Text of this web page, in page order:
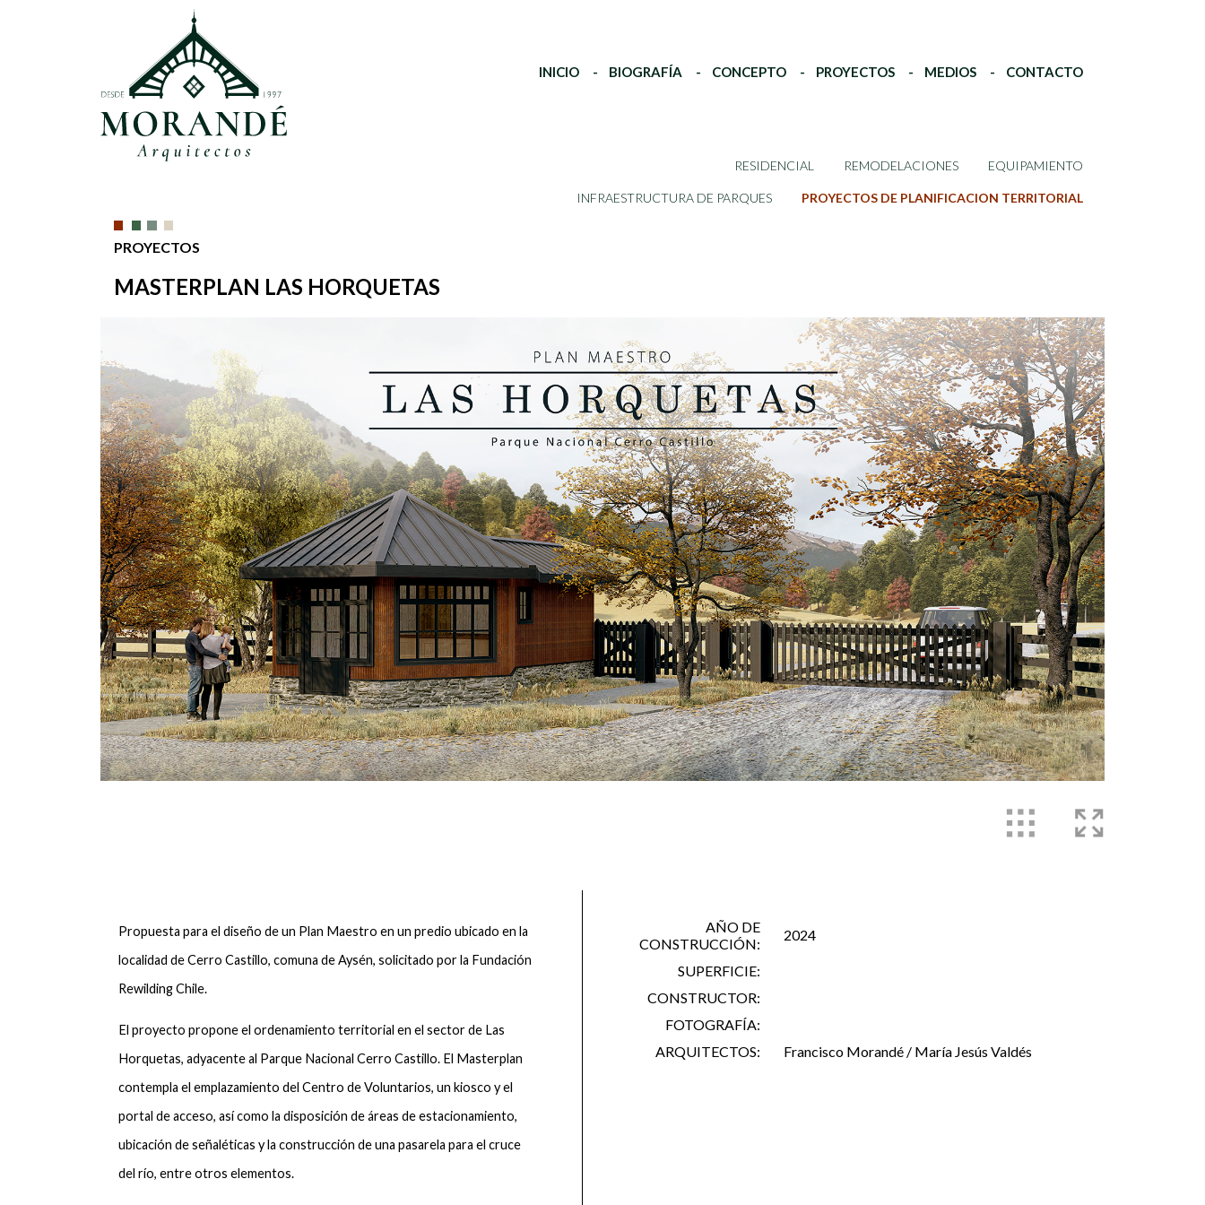
INICIO BIOGRAFÍA CONCEPTO PROYECTOS MEDIOS CONTACTO
RESIDENCIAL REMODELACIONES EQUIPAMIENTO
INFRAESTRUCTURA DE PARQUES PROYECTOS DE PLANIFICACION TERRITORIAL
PROYECTOS
MASTERPLAN LAS HORQUETAS
Propuesta para el diseño de un Plan Maestro en un predio ubicado en la
localidad de Cerro Castillo, comuna de Aysén, solicitado por la Fundación
Rewilding Chile.
El proyecto propone el ordenamiento territorial en el sector de Las
Horquetas, adyacente al Parque Nacional Cerro Castillo. El Masterplan
contempla el emplazamiento del Centro de Voluntarios, un kiosco y el
portal de acceso, así como la disposición de áreas de estacionamiento,
ubicación de señaléticas y la construcción de una pasarela para el cruce
del río, entre otros elementos.
AÑO DE
CONSTRUCCIÓN:
2024
SUPERFICIE:
CONSTRUCTOR:
FOTOGRAFÍA:
ARQUITECTOS:
Francisco Morandé / María Jesús Valdés